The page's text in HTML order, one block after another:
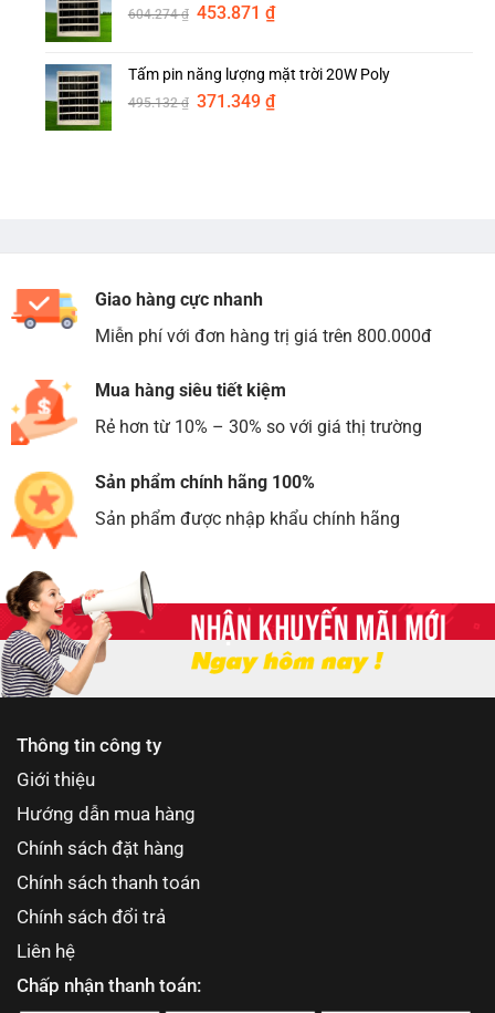
519.090 ₫.
604.274₫ Giá
604.274 ₫.
453.871₫Giá
là:
453.871 ₫.
Tấm pin năng lượng mặt trời 20W Poly
495.132₫ Giá
371.349₫Giá
Giao hàng cực nhanh
Miễn phí với đơn hàng trị giá trên 800.000đ
Mua hàng siêu tiết kiệm
Rẻ hơn từ 10% – 30% so với giá thị trường
Sản phẩm chính hãng 100%
Sản phẩm được nhập khẩu chính hãng
Thông tin công ty
Giới thiệu
Hướng dẫn mua hàng
Chính sách đặt hàng
Chính sách thanh toán
Chính sách đổi trả
Liên hệ
Chấp nhận thanh toán: